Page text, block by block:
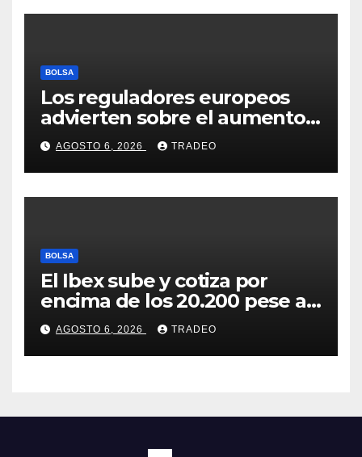
BOLSA
Los reguladores europeos
advierten sobre el aumento
del fraude con criptos tras la
llegada de MiCA
AGOSTO 6, 2026 TRADEO
BOLSA
El Ibex sube y cotiza por
encima de los 20.200 pese al
‘sell off’ de la tecnología
AGOSTO 6, 2026 TRADEO